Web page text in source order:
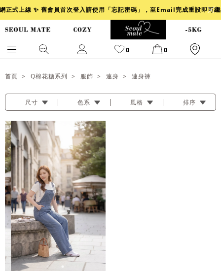
正式上線 ✨ 舊會員首次登入請使用「忘記密碼」，至Email完成重設即可
0 0
爆乳 洋裝 舒芙蕾
小香風 透膚 小香
襯衫 褲裙 牛仔裙
涼感
首頁 Q棉花糖系列 服飾 連身 連身褲
尺寸 色系 風格 排序